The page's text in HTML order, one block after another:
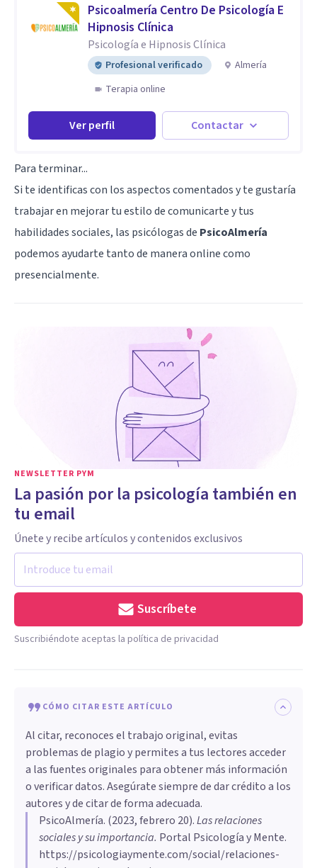
Psicoalmería Centro De Psicología E
Hipnosis Clínica
Psicología e Hipnosis Clínica
Profesional verificado
Almería
Terapia online
Ver perfil Contactar
Para terminar...
Si te identificas con los aspectos comentados y te gustaría
trabajar en mejorar tu estilo de comunicarte y tus
habilidades sociales, las psicólogas de PsicoAlmería
podemos ayudarte tanto de manera online como
presencialmente.
NEWSLETTER PYM
La pasión por la psicología también en
tu email
Únete y recibe artículos y contenidos exclusivos
Suscríbete
Suscribiéndote aceptas la política de privacidad
CÓMO CITAR ESTE ARTÍCULO
Al citar, reconoces el trabajo original, evitas
problemas de plagio y permites a tus lectores acceder
a las fuentes originales para obtener más información
o verificar datos. Asegúrate siempre de dar crédito a los
autores y de citar de forma adecuada.
PsicoAlmería. (2023, febrero 20).Las relaciones
sociales y su importancia. Portal Psicología y Mente.
https://psicologiaymente.com/social/relaciones-